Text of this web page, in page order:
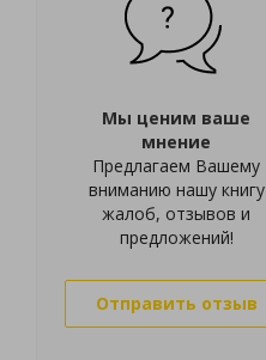
Мы ценим ваше
мнение
Предлагаем Вашему
вниманию нашу книгу
жалоб, отзывов и
предложений!
Отправить отзыв